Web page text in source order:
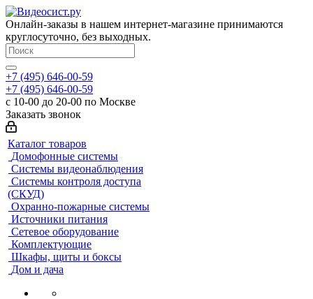
Онлайн-заказы в нашем интернет-магазине принимаются
круглосуточно, без выходных.
+7 (495) 646-00-59
+7 (495) 646-00-59
с 10-00 до 20-00 по Москве
Заказать звонок
Каталог товаров
Домофонные системы
Системы видеонаблюдения
Системы контроля доступа
(СКУД)
Охранно-пожарные системы
Источники питания
Сетевое оборудование
Комплектующие
Шкафы, щиты и боксы
Дом и дача